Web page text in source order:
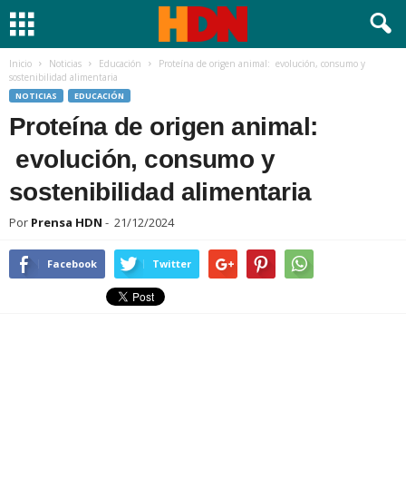
Inicio Noticias Educación
Proteína de origen animal: evolución, consumo y
sostenibilidad alimentaria
NOTICIAS EDUCACIÓN
Proteína de origen animal:
evolución, consumo y
sostenibilidad alimentaria
Por Prensa HDN - 21/12/2024
Facebook Twitter